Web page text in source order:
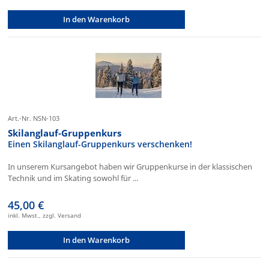
In den Warenkorb
Art.-Nr. NSN-103
Skilanglauf-Gruppenkurs
Einen Skilanglauf-Gruppenkurs verschenken!
In unserem Kursangebot haben wir Gruppenkurse in der klassischen
Technik und im Skating sowohl für ...
45,00 €
inkl. Mwst., zzgl. Versand
In den Warenkorb